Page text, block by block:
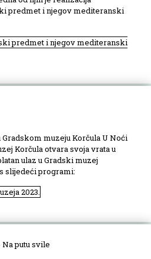
predmet i njegov mediteranski
predmet i njegov mediteranski
Gradskom muzeju Korčula U Noći
Korčula otvara svoja vrata u
ulaz u Gradski muzej
slijedeći programi:
2023.
putu svile